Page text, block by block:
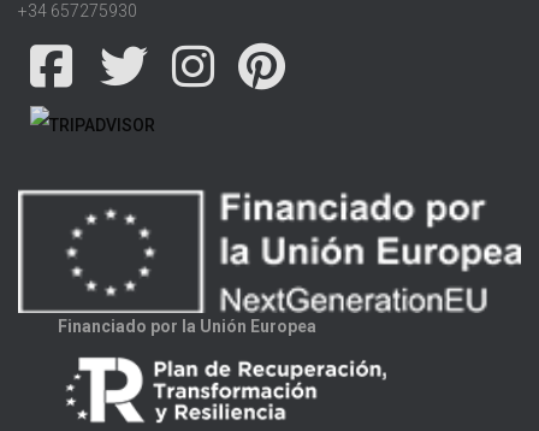
+34 657275930
Financiado por la Unión Europea